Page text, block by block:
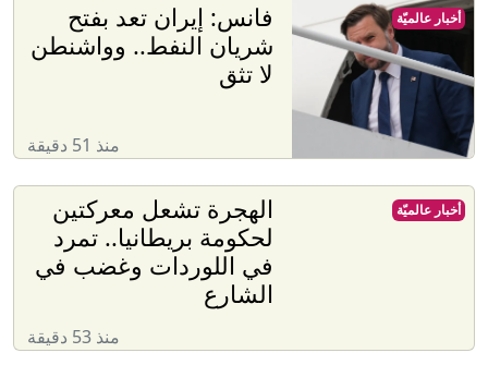
فانس: إيران تعد بفتح
شريان النفط.. وواشنطن
لا تثق
منذ 51 دقيقة
أخبار عالميّة
الهجرة تشعل معركتين
لحكومة بريطانيا.. تمرد
في اللوردات وغضب في
الشارع
منذ 53 دقيقة
أخبار عالميّة